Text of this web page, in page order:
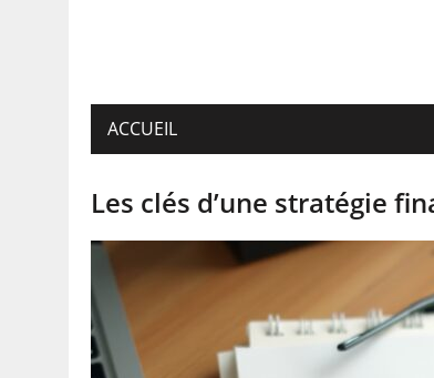
ACCUEIL
Les clés d’une stratégie